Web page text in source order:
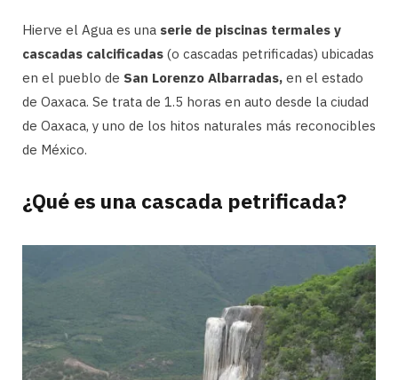
Hierve el Agua es una serie de piscinas termales y
cascadas calcificadas (o cascadas petrificadas) ubicadas
en el pueblo de San Lorenzo Albarradas, en el estado
de Oaxaca. Se trata de 1.5 horas en auto desde la ciudad
de Oaxaca, y uno de los hitos naturales más reconocibles
de México.
¿Qué es una cascada petrificada?